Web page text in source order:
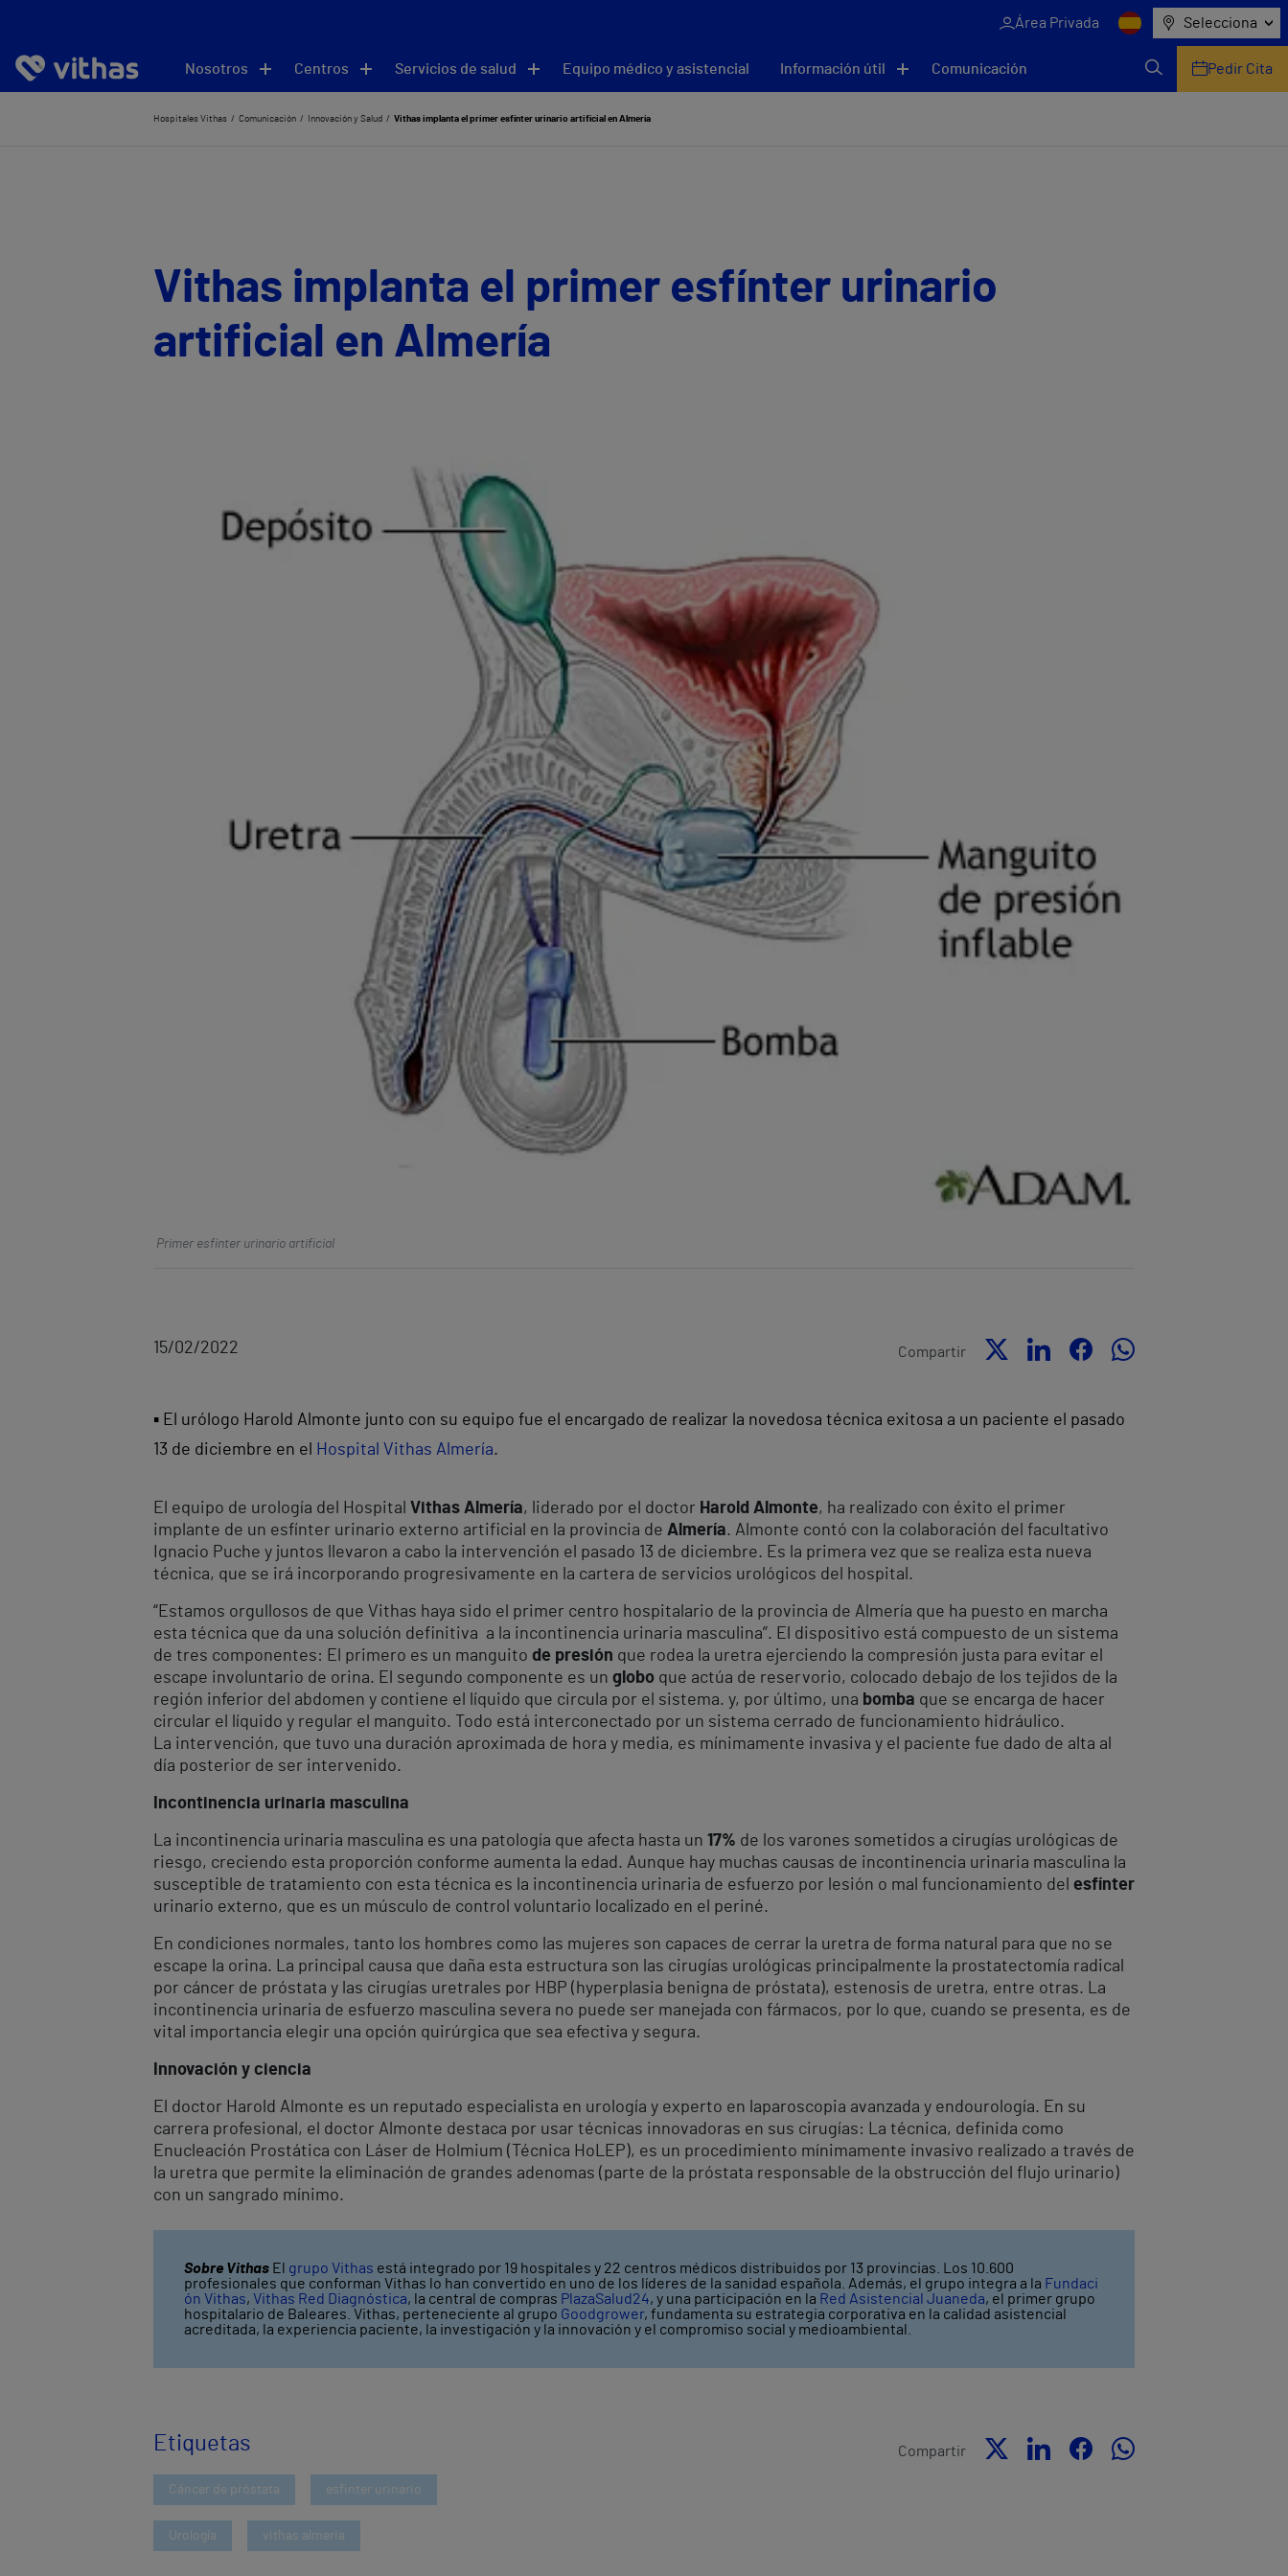
Área Privada Selecciona
Nosotros Centros Servicios de salud Equipo médico y asistencial Información útil Comunicación Pedir Cita
Hospitales Vithas Comunicación Innovación y Salud Vithas implanta el primer esfínter urinario artificial en Almería
Vithas implanta el primer esfínter urinario
artificial en Almería
Primer esfínter urinario artificial
15/02/2022 Compartir
▪ El urólogo Harold Almonte junto con su equipo fue el encargado de realizar la novedosa técnica exitosa a un paciente el pasado
13 de diciembre en el
Hospital Vithas Almería.
El equipo de urología del Hospital Vithas Almería, liderado por el doctor Harold Almonte, ha realizado con éxito el primer
implante de un esfínter urinario externo artificial en la provincia de Almería. Almonte contó con la colaboración del facultativo
Ignacio Puche y juntos llevaron a cabo la intervención el pasado 13 de diciembre. Es la primera vez que se realiza esta nueva
técnica, que se irá incorporando progresivamente en la cartera de servicios urológicos del hospital.
“Estamos orgullosos de que Vithas haya sido el primer centro hospitalario de la provincia de Almería que ha puesto en marcha
esta técnica que da una solución definitiva a la incontinencia urinaria masculina”. El dispositivo está compuesto de un sistema
de tres componentes: El primero es un manguito de presión que rodea la uretra ejerciendo la compresión justa para evitar el
escape involuntario de orina. El segundo componente es un globo que actúa de reservorio, colocado debajo de los tejidos de la
región inferior del abdomen y contiene el líquido que circula por el sistema. y, por último, una bomba que se encarga de hacer
circular el líquido y regular el manguito. Todo está interconectado por un sistema cerrado de funcionamiento hidráulico.
La intervención, que tuvo una duración aproximada de hora y media, es mínimamente invasiva y el paciente fue dado de alta al
día posterior de ser intervenido.
Incontinencia urinaria masculina
La incontinencia urinaria masculina es una patología que afecta hasta un 17% de los varones sometidos a cirugías urológicas de
riesgo, creciendo esta proporción conforme aumenta la edad. Aunque hay muchas causas de incontinencia urinaria masculina la
susceptible de tratamiento con esta técnica es la incontinencia urinaria de esfuerzo por lesión o mal funcionamiento del esfínter
urinario externo, que es un músculo de control voluntario localizado en el periné.
En condiciones normales, tanto los hombres como las mujeres son capaces de cerrar la uretra de forma natural para que no se
escape la orina. La principal causa que daña esta estructura son las cirugías urológicas principalmente la prostatectomía radical
por cáncer de próstata y las cirugías uretrales por HBP (hyperplasia benigna de próstata), estenosis de uretra, entre otras. La
incontinencia urinaria de esfuerzo masculina severa no puede ser manejada con fármacos, por lo que, cuando se presenta, es de
vital importancia elegir una opción quirúrgica que sea efectiva y segura.
Innovación y ciencia
El doctor Harold Almonte es un reputado especialista en urología y experto en laparoscopia avanzada y endourología. En su
carrera profesional, el doctor Almonte destaca por usar técnicas innovadoras en sus cirugías: La técnica, definida como
Enucleación Prostática con Láser de Holmium (Técnica HoLEP), es un procedimiento mínimamente invasivo realizado a través de
la uretra que permite la eliminación de grandes adenomas (parte de la próstata responsable de la obstrucción del flujo urinario)
con un sangrado mínimo.
Sobre Vithas El grupo Vithas está integrado por 19 hospitales y 22 centros médicos distribuidos por 13 provincias. Los 10.600
profesionales que conforman Vithas lo han convertido en uno de los líderes de la sanidad española. Además, el grupo integra a la Fundaci
ón Vithas, Vithas Red Diagnóstica, la central de compras PlazaSalud24, y una participación en la Red Asistencial Juaneda, el primer grupo
hospitalario de Baleares. Vithas, perteneciente al grupo Goodgrower, fundamenta su estrategia corporativa en la calidad asistencial
acreditada, la experiencia paciente, la investigación y la innovación y el compromiso social y medioambiental.
Compartir
Etiquetas
Cáncer de próstata esfinter urinario
Urología vithas almeria